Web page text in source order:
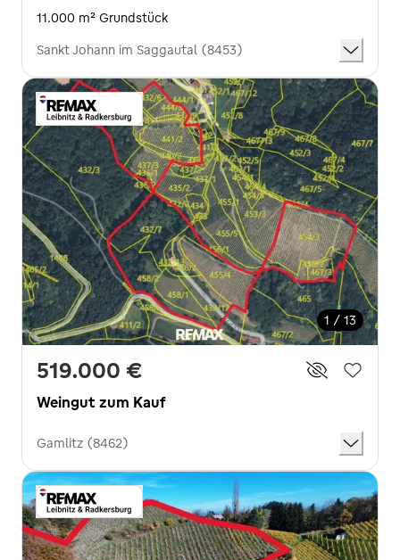
11.000 m² Grundstück
Sankt Johann im Saggautal (8453)
1 / 13
519.000 €
Weingut zum Kauf
Gamlitz (8462)